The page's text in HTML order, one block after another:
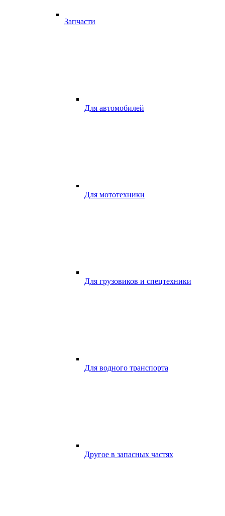
Запчасти
Для автомобилей
Для мототехники
Для грузовиков и спецтехники
Для водного транспорта
Другое в запасных частях